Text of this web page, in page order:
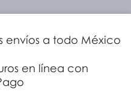
envíos a todo México
en línea con